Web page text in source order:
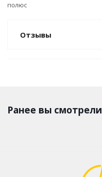
полюс
Отзывы
Ранее вы смотрели